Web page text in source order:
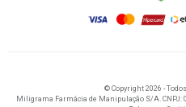
© Copyright 2026 -
Miligrama Farmácia de Manipulação S/A. CNPJ: